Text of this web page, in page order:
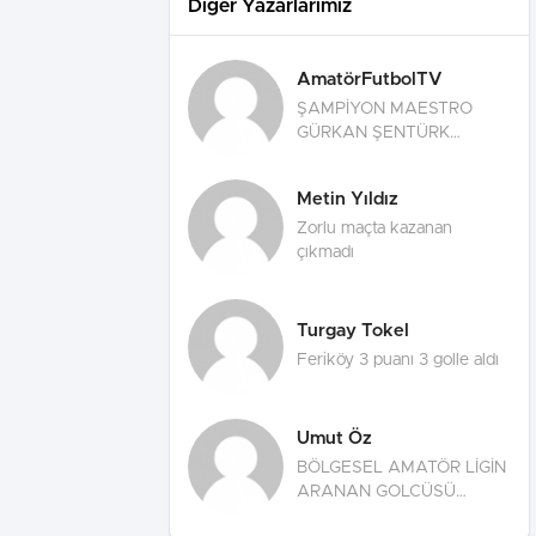
Diğer Yazarlarımız
AmatörFutbolTV
ŞAMPİYON MAESTRO
GÜRKAN ŞENTÜRK
Metin Yıldız
Zorlu maçta kazanan
çıkmadı
Turgay Tokel
Feriköy 3 puanı 3 golle aldı
Umut Öz
BÖLGESEL AMATÖR LİGİN
ARANAN GOLCÜSÜ